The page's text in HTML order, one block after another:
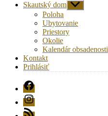
Skautský dom Zobraziť
druhú
úroveň
navigácie
Poloha
Ubytovanie
Priestory
Okolie
Kalendár obsadenosti
Kontakt
Prihlásiť
FB
Instagram
RSS